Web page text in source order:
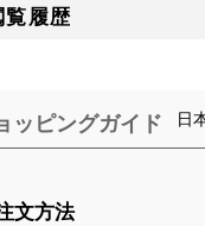
覧履歴
ッピングガイド 日
文方法